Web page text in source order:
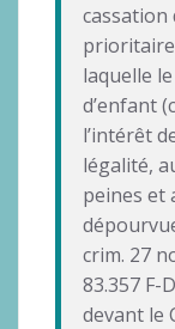
cassation
laquelle
d’enfant
l’intérêt
légalité,
peines et
crim. 27
83.357 F-
devant le